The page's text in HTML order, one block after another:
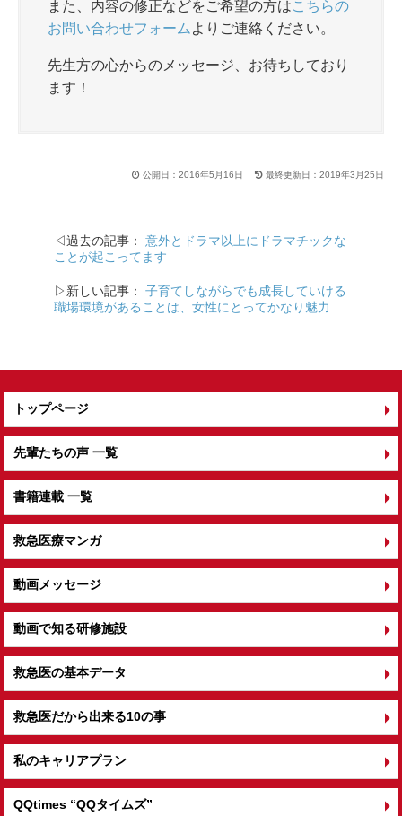
また、内容の修正などをご希望の方はこちらの
お問い合わせフォーム よりご連絡ください。
先生方の心からのメッセージ、お待ちしており
ます！
公開日：2016年5月16日 最終更新日：2019年3月25日
◁過去の記事： 意外とドラマ以上にドラマチックな
ことが起こってます
▷新しい記事： 子育てしながらでも成長していける
職場環境があることは、女性にとってかなり魅力
トップページ
先輩たちの声 一覧
書籍連載 一覧
救急医療マンガ
動画メッセージ
動画で知る研修施設
救急医の基本データ
救急医だから出来る10の事
私のキャリアプラン
QQtimes “QQタイムズ”